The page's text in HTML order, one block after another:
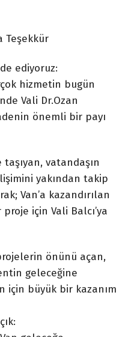
Teşekkür
ediyoruz:
hizmetin bugün
Vali Dr.Ozan
önemli bir payı
taşıyan, vatandaşın
yakından takip
Van’a kazandırılan
için Vali Balcı’ya
önünü açan,
geleceğine
için büyük bir kazanım